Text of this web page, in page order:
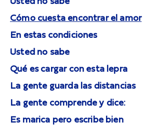
Usted no sabe
Cómo cuesta encontrar el amor
En estas condiciones
Usted no sabe
Qué es cargar con esta lepra
La gente guarda las distancias
La gente comprende y dice:
Es marica pero escribe bien